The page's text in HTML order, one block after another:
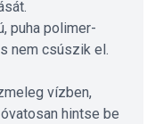
puha polimer-
nem csúszik el.
vízben,
hintse be